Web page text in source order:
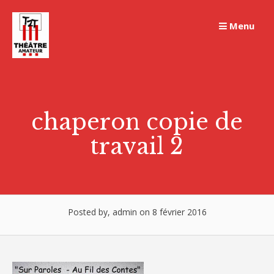
content
Menu
chaperon copie de
travail 2
Posted by, admin on 8 février 2016